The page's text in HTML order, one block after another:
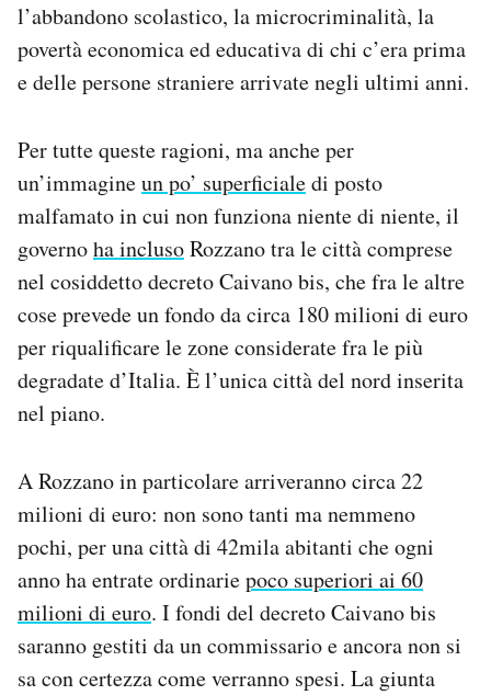
l’abbandono scolastico, la microcriminalità, la
povertà economica ed educativa di chi c’era prima
e delle persone straniere arrivate negli ultimi anni.
Per tutte queste ragioni, ma anche per
un’immagineun po’ superficialedi posto
malfamato in cui non funziona niente di niente, il
governoha inclusoRozzano tra le città comprese
nel cosiddetto decreto Caivano bis, che fra le altre
cose prevede un fondo da circa 180 milioni di euro
per riqualificare le zone considerate fra le più
degradate d’Italia. È l’unica città del nord inserita
nel piano.
A Rozzano in particolare arriveranno circa 22
milioni di euro: non sono tanti ma nemmeno
pochi, per una città di 42mila abitanti che ogni
anno ha entrate ordinariepoco superiori ai 60
milioni di euro. I fondi del decreto Caivano bis
saranno gestiti da un commissario e ancora non si
sa con certezza come verranno spesi. La giunta